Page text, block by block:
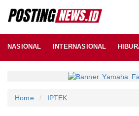
NASIONAL INTERNASIONAL
Home IPTEK